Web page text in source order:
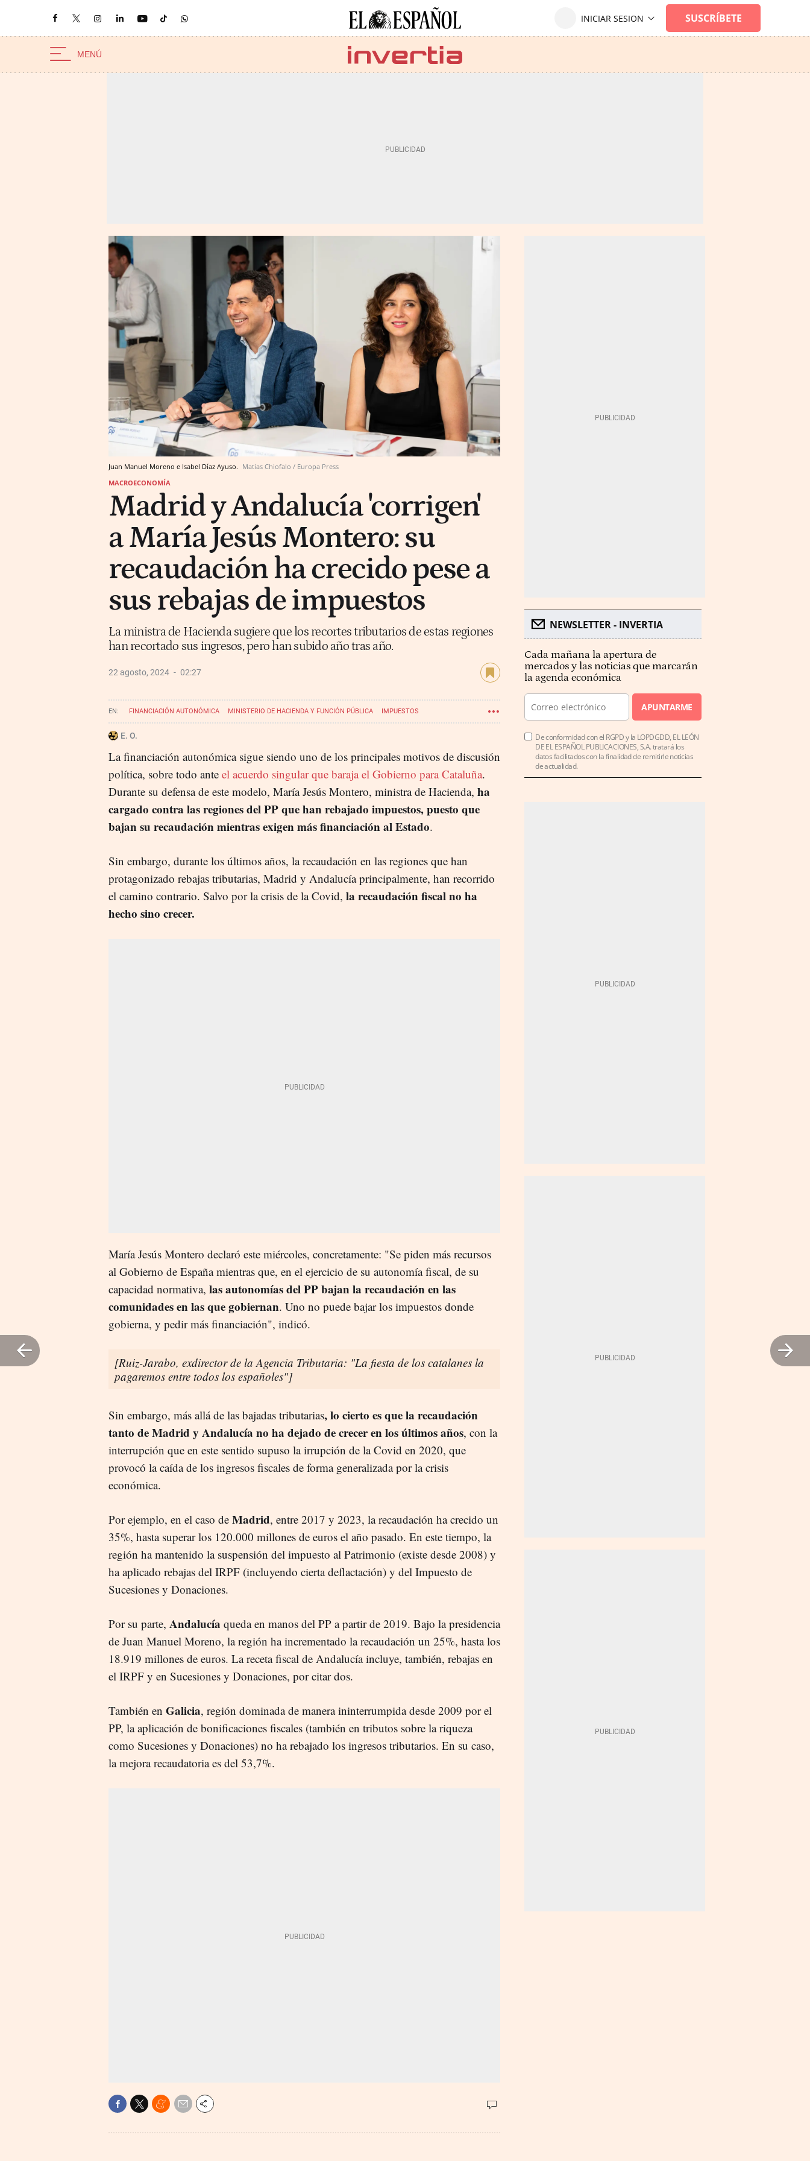
Juan Manuel Moreno e Isabel Díaz Ayuso. Matias Chiofalo / Europa Press
MACROECONOMÍA
Madrid y Andalucía 'corrigen'
a María Jesús Montero: su
recaudación ha crecido pese a
sus rebajas de impuestos
La ministra de Hacienda sugiere que los recortes tributarios de estas regiones
han recortado sus ingresos, pero han subido año tras año.
22 agosto, 2024 02:27
FINANCIACIÓN AUTONÓMICA MINISTERIO DE HACIENDA Y FUNCIÓN PÚBLICA IMPUESTOS
MARÍA JESÚS MONTERO
E. O.
La financiación autonómica sigue siendo uno de los principales motivos de discusión
política, sobre todo ante el acuerdo singular que baraja el Gobierno para Cataluña.
Durante su defensa de este modelo, María Jesús Montero, ministra de Hacienda, ha
cargado contra las regiones del PP que han rebajado impuestos, puesto que
bajan su recaudación mientras exigen más financiación al Estado.
Sin embargo, durante los últimos años, la recaudación en las regiones que han
protagonizado rebajas tributarias, Madrid y Andalucía principalmente, han recorrido
el camino contrario. Salvo por la crisis de la Covid, la recaudación fiscal no ha
hecho sino crecer.
María Jesús Montero declaró este miércoles, concretamente: "Se piden más recursos
al Gobierno de España mientras que, en el ejercicio de su autonomía fiscal, de su
capacidad normativa, las autonomías del PP bajan la recaudación en las
comunidades en las que gobiernan. Uno no puede bajar los impuestos donde
gobierna, y pedir más financiación", indicó.
[Ruiz-Jarabo, exdirector de la Agencia Tributaria: "La fiesta de los catalanes la
pagaremos entre todos los españoles"]
Sin embargo, más allá de las bajadas tributarias, lo cierto es que la recaudación
tanto de Madrid y Andalucía no ha dejado de crecer en los últimos años, con la
interrupción que en este sentido supuso la irrupción de la Covid en 2020, que
provocó la caída de los ingresos fiscales de forma generalizada por la crisis
económica.
Por ejemplo, en el caso de Madrid, entre 2017 y 2023, la recaudación ha crecido un
35%, hasta superar los 120.000 millones de euros el año pasado. En este tiempo, la
región ha mantenido la suspensión del impuesto al Patrimonio (existe desde 2008) y
ha aplicado rebajas del IRPF (incluyendo cierta deflactación) y del Impuesto de
Sucesiones y Donaciones.
Por su parte, Andalucía queda en manos del PP a partir de 2019. Bajo la presidencia
de Juan Manuel Moreno, la región ha incrementado la recaudación un 25%, hasta los
18.919 millones de euros. La receta fiscal de Andalucía incluye, también, rebajas en
el IRPF y en Sucesiones y Donaciones, por citar dos.
También en Galicia, región dominada de manera ininterrumpida desde 2009 por el
PP, la aplicación de bonificaciones fiscales (también en tributos sobre la riqueza
como Sucesiones y Donaciones) no ha rebajado los ingresos tributarios. En su caso,
la mejora recaudatoria es del 53,7%.
NEWSLETTER - INVERTIA
Cada mañana la apertura de
mercados y las noticias que marcarán
la agenda económica
APUNTARME
De conformidad con el RGPD y la LOPDGDD, EL LEÓN
DE EL ESPAÑOL PUBLICACIONES, S.A. tratará los
datos facilitados con la finalidad de remitirle noticias
de actualidad.